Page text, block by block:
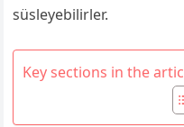
süsleyebilirler.
Key sections in the